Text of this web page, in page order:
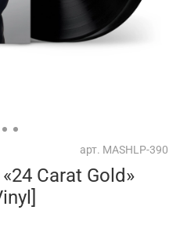
арт. MASHLP-390
Carat Gold»